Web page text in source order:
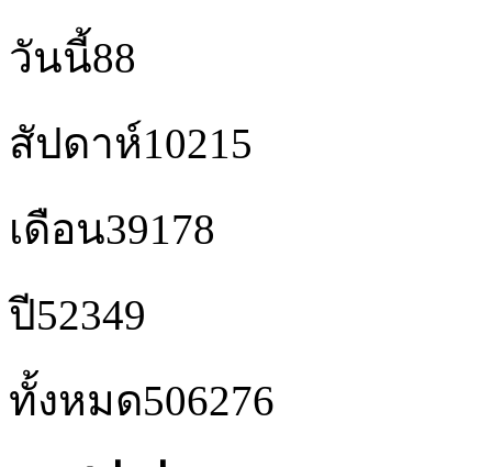
วันนี้88
สัปดาห์10215
เดือน39178
ปี52349
ทั้งหมด506276